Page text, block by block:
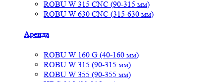
ROBU W 315 CNC (90-315 мм)
ROBU W 630 CNC (315-630 мм)
Аренда
ROBU W 160 G (40-160 мм)
ROBU W 315 (90-315 мм)
ROBU W 355 (90-355 мм)